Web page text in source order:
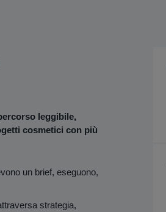
leggibile,
cosmetici con più
un brief, eseguono,
strategia,